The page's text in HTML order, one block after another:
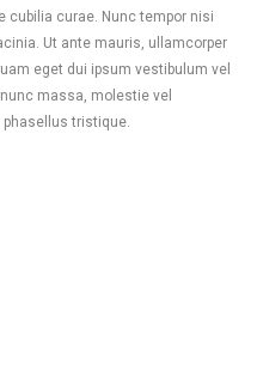
curae. Nunc tempor nisi
Ut ante mauris, ullamcorper
eget dui ipsum vestibulum vel
massa, molestie vel
tristique.